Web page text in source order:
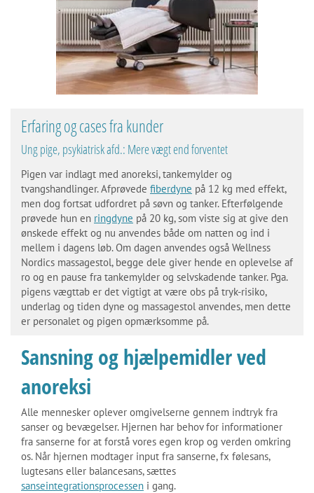
Erfaring og cases fra kunder
Ung pige, psykiatrisk afd.: Mere vægt end forventet
Pigen var indlagt med anoreksi, tankemylder og
tvangshandlinger. Afprøvede fiberdyne på 12 kg med effekt,
men dog fortsat udfordret på søvn og tanker. Efterfølgende
prøvede hun en ringdyne på 20 kg, som viste sig at give den
ønskede effekt og nu anvendes både om natten og ind i
mellem i dagens løb. Om dagen anvendes også Wellness
Nordics massagestol, begge dele giver hende en oplevelse af
ro og en pause fra tankemylder og selvskadende tanker. Pga.
pigens vægttab er det vigtigt at være obs på tryk-risiko,
underlag og tiden dyne og massagestol anvendes, men dette
er personalet og pigen opmærksomme på.
Sansning og hjælpemidler ved
anoreksi
Alle mennesker oplever omgivelserne gennem indtryk fra
sanser og bevægelser. Hjernen har behov for informationer
fra sanserne for at forstå vores egen krop og verden omkring
os. Når hjernen modtager input fra sanserne, fx følesans,
lugtesans eller balancesans, sættes
sanseintegrationsprocessen i gang.